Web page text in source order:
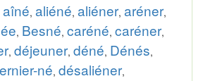
aîné, aliéné, aliéner, aréner,
, Besné, caréné, caréner,
, déjeuner, déné, Dénés,
né, désaliéner,